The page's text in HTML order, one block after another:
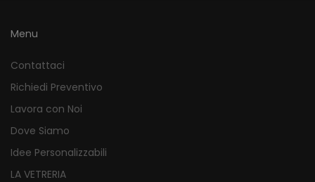
Menu
Contattaci
Richiedi Preventivo
Lavora con Noi
Dove Siamo
Idee Personalizzabili
LA VETRERIA